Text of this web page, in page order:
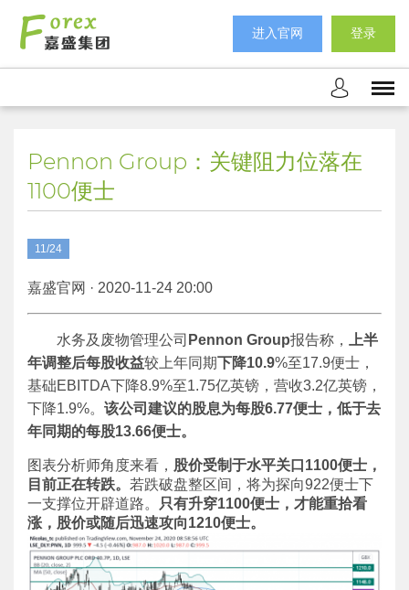
进入官网 登录
Pennon Group：关键阻力位落在
1100便士
11/24
嘉盛官网 · 2020-11-24 20:00
水务及废物管理公司 Pennon Group报告称，
上半
年调整后每股收益较上年同期下降10.9%至17.9便士，
基础EBITDA下降8.9%至1.75亿英镑，营收3.2亿英镑，
下降1.9%。 该公司建议的股息为每股6.77便士，低于去
年同期的每股13.66便士。
图表分析师角度来看， 股价受制于水平关口 1100便士，
目前正在转跌。 若跌破盘整区间，将为探向922便士下
一支撑位开辟道路。
只有升穿1100便士，才能重拾看
涨，股价或随后迅速攻向1210便士。